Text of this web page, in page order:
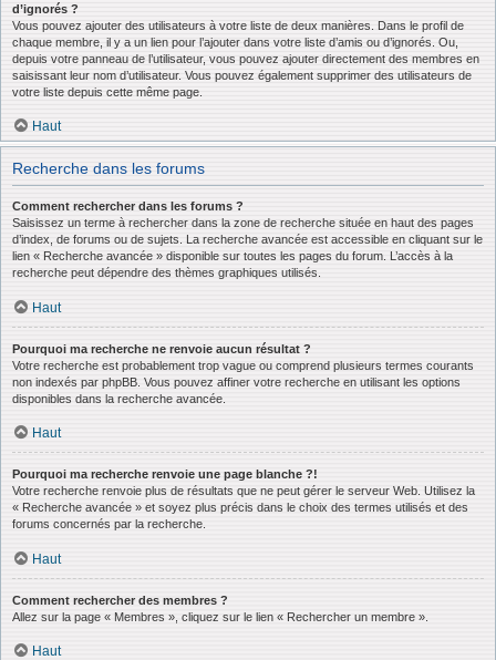
d’ignorés ?
Vous pouvez ajouter des utilisateurs à votre liste de deux manières. Dans le profil de
chaque membre, il y a un lien pour l’ajouter dans votre liste d’amis ou d’ignorés. Ou,
depuis votre panneau de l’utilisateur, vous pouvez ajouter directement des membres en
saisissant leur nom d’utilisateur. Vous pouvez également supprimer des utilisateurs de
votre liste depuis cette même page.
Haut
Recherche dans les forums
Comment rechercher dans les forums ?
Saisissez un terme à rechercher dans la zone de recherche située en haut des pages
d’index, de forums ou de sujets. La recherche avancée est accessible en cliquant sur le
lien « Recherche avancée » disponible sur toutes les pages du forum. L’accès à la
recherche peut dépendre des thèmes graphiques utilisés.
Haut
Pourquoi ma recherche ne renvoie aucun résultat ?
Votre recherche est probablement trop vague ou comprend plusieurs termes courants
non indexés par phpBB. Vous pouvez affiner votre recherche en utilisant les options
disponibles dans la recherche avancée.
Haut
Pourquoi ma recherche renvoie une page blanche ?!
Votre recherche renvoie plus de résultats que ne peut gérer le serveur Web. Utilisez la
« Recherche avancée » et soyez plus précis dans le choix des termes utilisés et des
forums concernés par la recherche.
Haut
Comment rechercher des membres ?
Allez sur la page « Membres », cliquez sur le lien « Rechercher un membre ».
Haut